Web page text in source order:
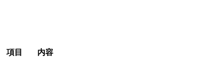
項目
内容